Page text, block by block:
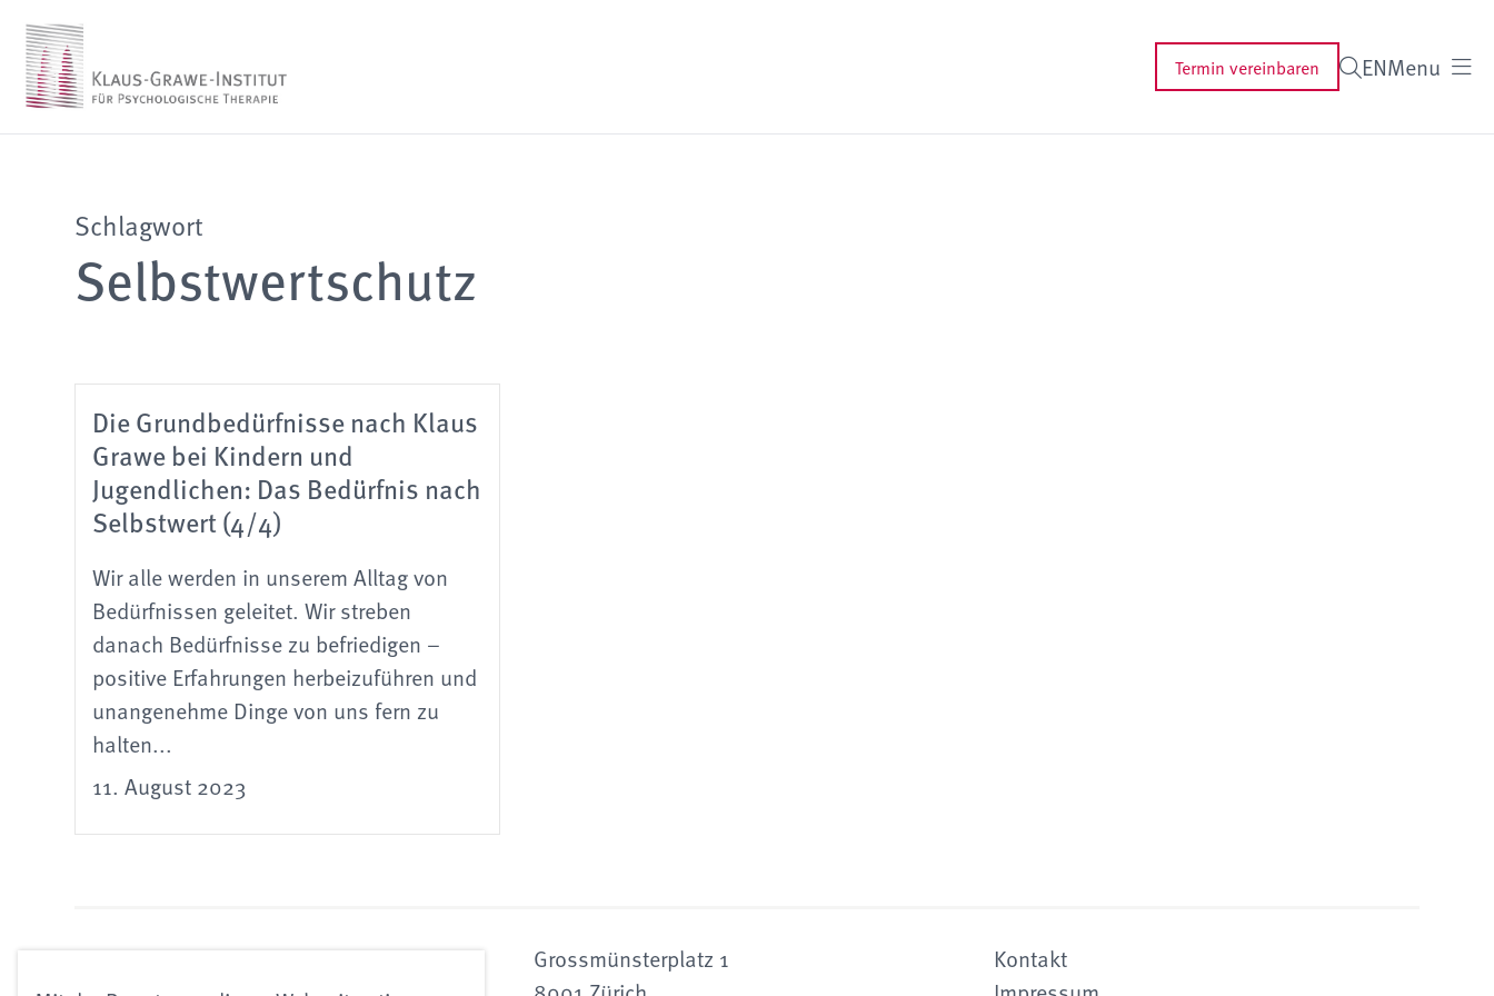
Termin vereinbaren ENMenu
Schlagwort
Selbstwertschutz
Die Grundbedürfnisse nach Klaus
Grawe bei Kindern und
Jugendlichen: Das Bedürfnis nach
Selbstwert (4/4)
Wir alle werden in unserem Alltag von
Bedürfnissen geleitet. Wir streben
danach Bedürfnisse zu befriedigen –
positive Erfahrungen herbeizuführen und
unangenehme Dinge von uns fern zu
halten...
11. August 2023
Grossmünsterplatz 1
Kontakt